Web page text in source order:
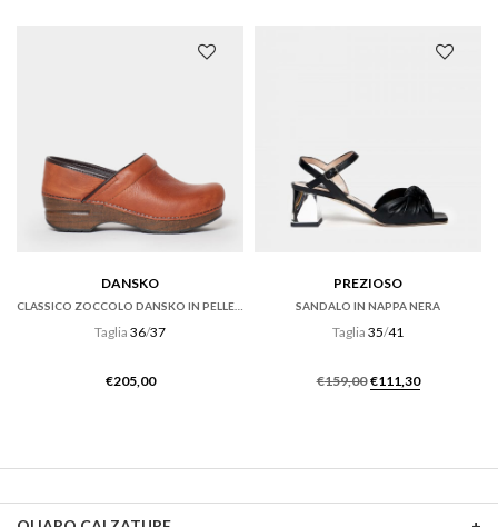
DANSKO
Taglia 36/37
€205,00
PREZIOSO
SANDALO IN NAPPA NERA
Taglia 35/41
€159,00 Il
€159,00.
€111,30Il
€111,30.